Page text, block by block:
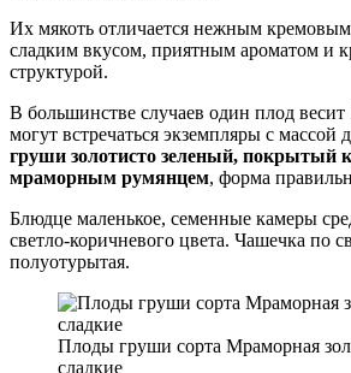
Их мякоть отличается нежным
сладким вкусом, приятным ароматом и
структурой.
В большинстве случаев один плод
могут встречаться экземпляры с массой
груши золотисто зеленый, покрытый
мраморным румянцем, форма
Блюдце маленькое, семенные камеры
светло-коричневого цвета. Чашечка по
полуотурытая.
Плоды груши сорта Мраморная
сладкие